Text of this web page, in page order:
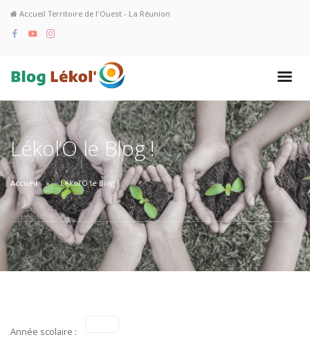
Accueil Territoire de l'Ouest - La Réunion
Lékol’O le Blog !
Accueil Lékol’O le Blog !
Année scolaire :